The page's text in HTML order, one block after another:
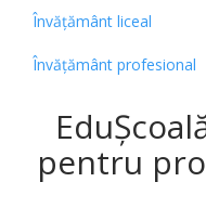
Învățământ liceal
Învățământ profesional
pentru